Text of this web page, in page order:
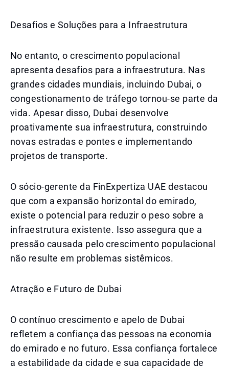
Desafios e Soluções para a Infraestrutura
No entanto, o crescimento populacional
apresenta desafios para a infraestrutura. Nas
grandes cidades mundiais, incluindo Dubai, o
congestionamento de tráfego tornou-se parte da
vida. Apesar disso, Dubai desenvolve
proativamente sua infraestrutura, construindo
novas estradas e pontes e implementando
projetos de transporte.
O sócio-gerente da FinExpertiza UAE destacou
que com a expansão horizontal do emirado,
existe o potencial para reduzir o peso sobre a
infraestrutura existente. Isso assegura que a
pressão causada pelo crescimento populacional
não resulte em problemas sistêmicos.
Atração e Futuro de Dubai
O contínuo crescimento e apelo de Dubai
refletem a confiança das pessoas na economia
do emirado e no futuro. Essa confiança fortalece
a estabilidade da cidade e sua capacidade de